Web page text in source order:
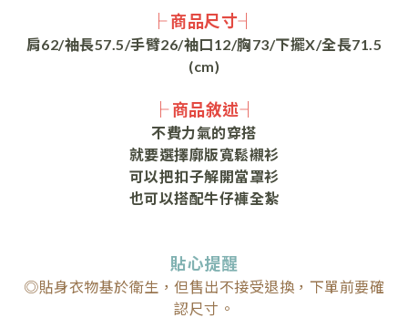
├ 商品尺寸┤
肩62/袖長57.5/手臂26/袖口12/胸73/下擺X/全長71.5
(cm)
├ 商品敘述┤
不費力氣的穿搭
就要選擇廓版寬鬆襯衫
可以把扣子解開當罩衫
也可以搭配牛仔褲全紮
貼心提醒
◎貼身衣物基於衛生，但售出不接受退換，下單前要確
認尺寸。